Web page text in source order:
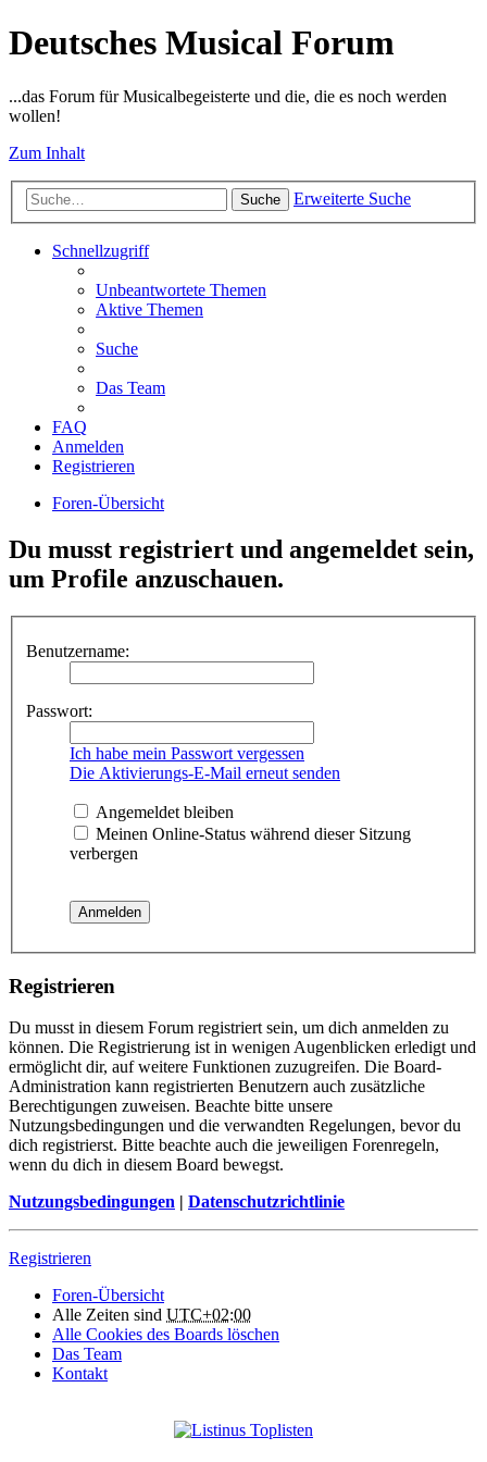
Deutsches Musical Forum
...das Forum für Musicalbegeisterte und die, die es noch werden
wollen!
Zum Inhalt
Suche Erweiterte Suche
Schnellzugriff
Unbeantwortete Themen
Aktive Themen
Suche
Das Team
FAQ
Anmelden
Registrieren
Foren-Übersicht
Du musst registriert und angemeldet sein,
um Profile anzuschauen.
Benutzername:
Passwort:
Ich habe mein Passwort vergessen
Die Aktivierungs-E-Mail erneut senden
Angemeldet bleiben
Meinen Online-Status während dieser Sitzung
verbergen
Registrieren
Du musst in diesem Forum registriert sein, um dich anmelden zu
können. Die Registrierung ist in wenigen Augenblicken erledigt und
ermöglicht dir, auf weitere Funktionen zuzugreifen. Die Board-
Administration kann registrierten Benutzern auch zusätzliche
Berechtigungen zuweisen. Beachte bitte unsere
Nutzungsbedingungen und die verwandten Regelungen, bevor du
dich registrierst. Bitte beachte auch die jeweiligen Forenregeln,
wenn du dich in diesem Board bewegst.
Nutzungsbedingungen | Datenschutzrichtlinie
Registrieren
Foren-Übersicht
Alle Zeiten sind UTC+02:00
Alle Cookies des Boards löschen
Das Team
Kontakt